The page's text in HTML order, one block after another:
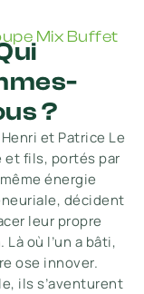
Mix Buffet
?
Henri et Patrice Le
et fils, portés par
énergie
décident
leur propre
Là où l’un a bâti,
ose innover.
ils s’aventurent